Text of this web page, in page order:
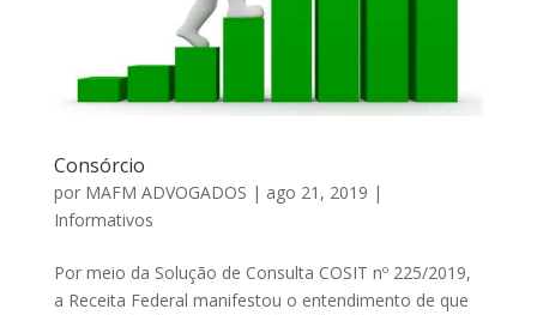
Consórcio
por MAFM ADVOGADOS | ago 21, 2019 |
Informativos
Por meio da Solução de Consulta COSIT nº 225/2019,
a Receita Federal manifestou o entendimento de que